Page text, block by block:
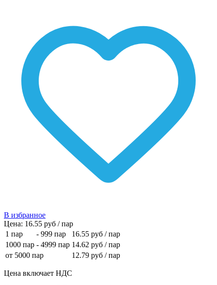
В избранное
Цена: 16.55 руб / пар
1 пар
- 999 пар 16.55 руб / пар
1000 пар - 4999 пар 14.62 руб / пар
от 5000 пар
12.79 руб / пар
Цена включает НДС